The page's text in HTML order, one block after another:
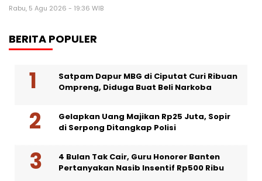
Rabu, 5 Agu 2026 - 19:36 WIB
BERITA POPULER
Satpam Dapur MBG di Ciputat Curi Ribuan
Ompreng, Diduga Buat Beli Narkoba
Gelapkan Uang Majikan Rp25 Juta, Sopir
di Serpong Ditangkap Polisi
4 Bulan Tak Cair, Guru Honorer Banten
Pertanyakan Nasib Insentif Rp500 Ribu